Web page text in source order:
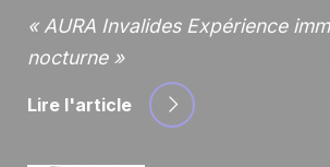
AURA Invalides Expérience
nocturne
Lire l'article